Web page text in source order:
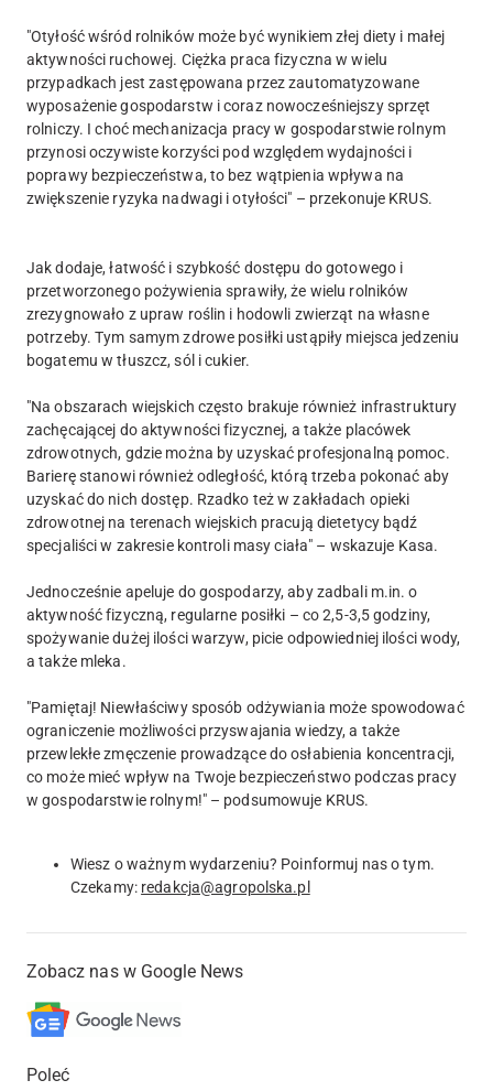
"Otyłość wśród rolników może być wynikiem złej diety i małej
aktywności ruchowej. Ciężka praca fizyczna w wielu
przypadkach jest zastępowana przez zautomatyzowane
wyposażenie gospodarstw i coraz nowocześniejszy sprzęt
rolniczy. I choć mechanizacja pracy w gospodarstwie rolnym
przynosi oczywiste korzyści pod względem wydajności i
poprawy bezpieczeństwa, to bez wątpienia wpływa na
zwiększenie ryzyka nadwagi i otyłości" – przekonuje KRUS.
Jak dodaje, łatwość i szybkość dostępu do gotowego i
przetworzonego pożywienia sprawiły, że wielu rolników
zrezygnowało z upraw roślin i hodowli zwierząt na własne
potrzeby. Tym samym zdrowe posiłki ustąpiły miejsca jedzeniu
bogatemu w tłuszcz, sól i cukier.
"Na obszarach wiejskich często brakuje również infrastruktury
zachęcającej do aktywności fizycznej, a także placówek
zdrowotnych, gdzie można by uzyskać profesjonalną pomoc.
Barierę stanowi również odległość, którą trzeba pokonać aby
uzyskać do nich dostęp. Rzadko też w zakładach opieki
zdrowotnej na terenach wiejskich pracują dietetycy bądź
specjaliści w zakresie kontroli masy ciała" – wskazuje Kasa.
Jednocześnie apeluje do gospodarzy, aby zadbali m.in. o
aktywność fizyczną, regularne posiłki – co 2,5-3,5 godziny,
spożywanie dużej ilości warzyw, picie odpowiedniej ilości wody,
a także mleka.
"Pamiętaj! Niewłaściwy sposób odżywiania może spowodować
ograniczenie możliwości przyswajania wiedzy, a także
przewlekłe zmęczenie prowadzące do osłabienia koncentracji,
co może mieć wpływ na Twoje bezpieczeństwo podczas pracy
w gospodarstwie rolnym!" – podsumowuje KRUS.
Wiesz o ważnym wydarzeniu? Poinformuj nas o tym.
Czekamy: redakcja@agropolska.pl
Zobacz nas w Google News
Poleć